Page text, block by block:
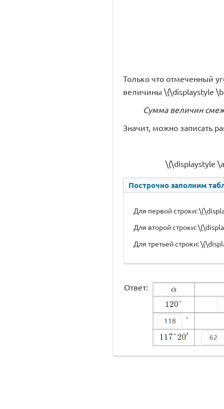
Только что отмеченный
величины \(\displaystyle
Сумма величин
Значит, можно записать
\(\displaystyle
Построчно заполним
Для первой строки:
Для второй строки:
Для третьей строки:
Ответ: